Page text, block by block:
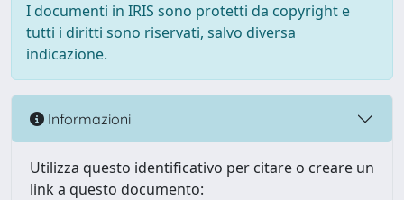
I documenti in IRIS sono protetti da copyright e
tutti i diritti sono riservati, salvo diversa
indicazione.
Informazioni
Utilizza questo identificativo per citare o creare un
link a questo documento: